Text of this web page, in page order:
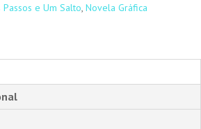
Passos e Um Salto, Novela Gráfica